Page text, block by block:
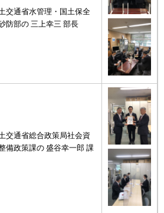
交通省水管理・国土保全
防部の 三上幸三 部長
交通省総合政策局社会資
備政策課の 盛谷幸一郎 課